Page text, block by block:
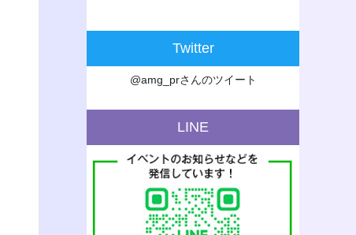
Twitter
@amg_prさんのツイート
LINE